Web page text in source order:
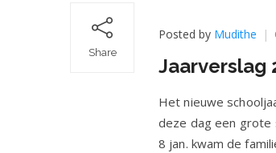
Share
Posted by Mudithe
Jaarverslag
Het nieuwe
deze dag een grote
8 jan. kwam de